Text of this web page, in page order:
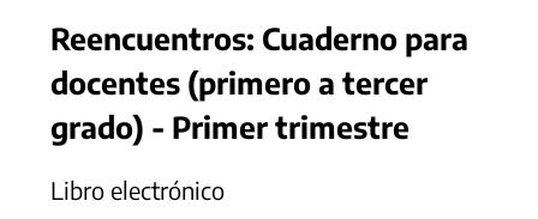
Reencuentros: Cuaderno para
docentes (primero a tercer
grado) - Primer trimestre
Libro electrónico